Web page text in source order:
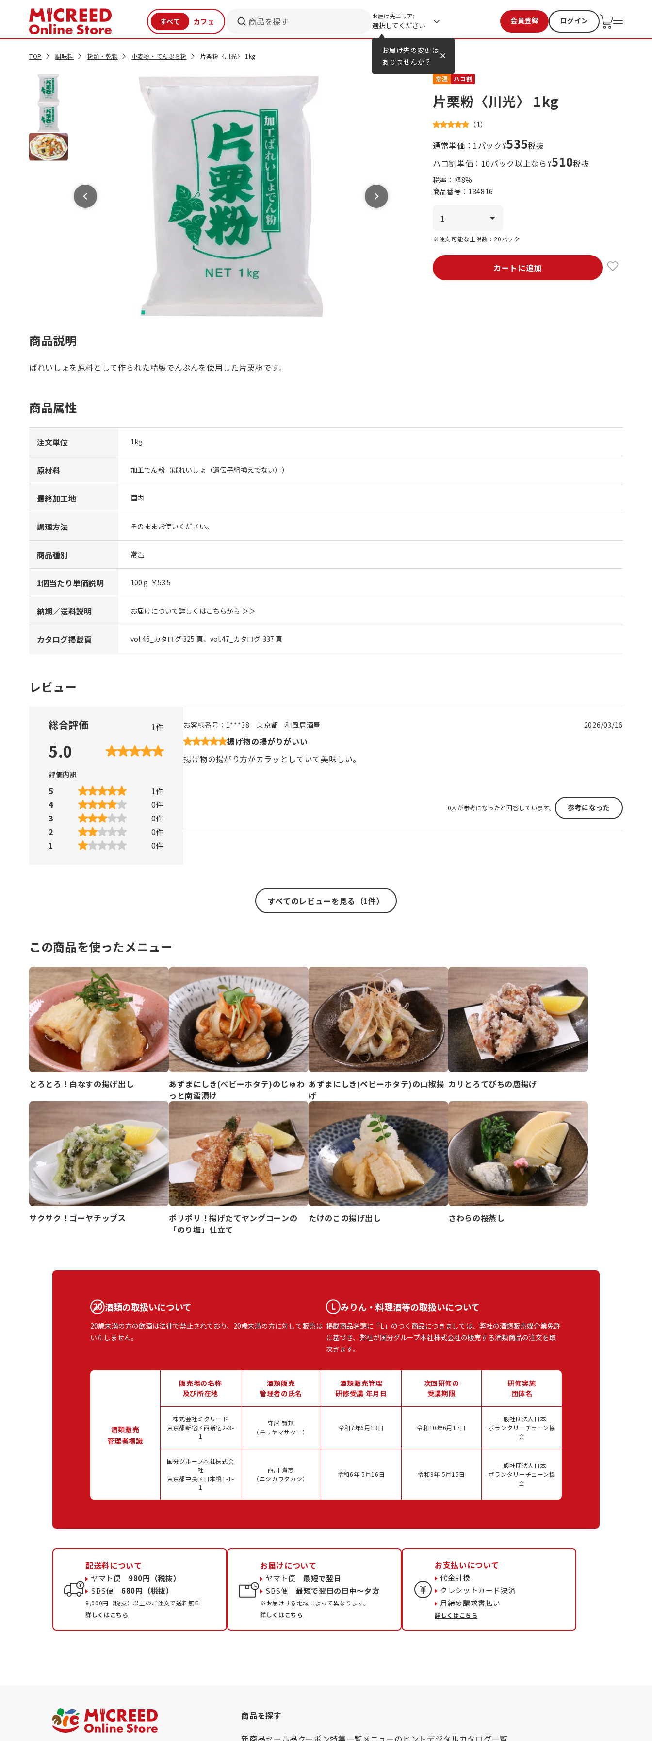
お届け先の変更は
ありませんか？
商品を探す お届け先エリア:
選択してください 会員登録 ログイン
お気に入り 過去購入
TOP 調味料 粉類・乾物 小麦粉・てんぷら粉 片栗粉〈川光〉 1kg
常温 ハコ割
片栗粉〈川光〉 1kg
（1）
通常単価：1パック¥535税抜
ハコ割単価：10パック以上なら¥510税抜
税率：軽8%
商品番号： 134816
※注文可能な上限数：20パック
カートに追加
商品説明
ばれいしょを原料として作られた精製でんぷんを使用した片栗粉です。
商品属性
注文単位 1kg
原材料 加工でん粉（ばれいしょ（遺伝子組換えでない））
最終加工地 国内
調理方法 そのままお使いください。
商品種別 常温
1個当たり単価説明 100ｇ ￥53.5
納期／送料説明 お届けについて詳しくはこちらから ＞＞
カタログ掲載頁 vol.46_カタログ 325 頁、vol.47_カタログ 337 頁
レビュー
総合評価 1件
5.0
評価内訳
5 1件
4
0件
3
0件
2
0件
1
0件
お客様番号： 1***38 東京都 和風居酒屋 2026/03/16
揚げ物の揚がりがいい
揚げ物の揚がり方がカラッとしていて美味しい。
0人が参考になったと回答しています。 参考になった
すべてのレビューを見る（1件）
この商品を使ったメニュー
とろとろ！白なすの揚げ出し
あずまにしき(ベビーホタテ)のじゅわ
っと南蛮漬け
あずまにしき(ベビーホタテ)の山椒揚
げ
カリとろてびちの唐揚げ
サクサク！ゴーヤチップス
ポリポリ！揚げたてヤングコーンの
「のり塩」仕立て
たけのこの揚げ出し さわらの桜蒸し
酒類の取扱いについて
20歳未満の方の飲酒は法律で禁止されており、20歳未満の方に対して販売は
いたしません。
みりん・料理酒等の取扱いについて
掲載商品名頭に「L」のつく商品につきましては、弊社の酒類販売媒介業免許
に基づき、弊社が国分グループ本社株式会社の販売する酒類商品の注文を取
次ぎます。
酒類販売
管理者標識
販売場の名称
及び所在地
酒類販売
管理者の氏名
酒類販売管理
研修受講 年月日
次回研修の
受講期限
研修実施
団体名
株式会社ミクリード
東京都新宿区西新宿2-3-
1
守屋 賢邦
（モリヤマサクニ）
令和7年6月18日 令和10年6月17日
一般社団法人日本
ボランタリーチェーン協
会
国分グループ本社株式会
社
東京都中央区日本橋1-1-
1
西川 貴志
（ニシカワタカシ）
令和6年 5月16日 令和9年 5月15日
一般社団法人日本
ボランタリーチェーン協
会
配送料について
ヤマト便 980円（税抜）
SBS便 680円（税抜）
8,000円（税抜）以上のご注文で送料無料
詳しくはこちら
お届けについて
ヤマト便最短で翌日
SBS便最短で翌日の日中〜夕方
※お届けする地域によって異なります。
詳しくはこちら
お支払いについて
代金引換
クレシットカード決済
月締め請求書払い
詳しくはこちら
商品を探す